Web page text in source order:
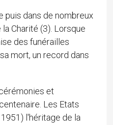
puis dans de nombreux
Charité (3). Lorsque
des funérailles
mort, un record dans
et
Les Etats
l'héritage de la